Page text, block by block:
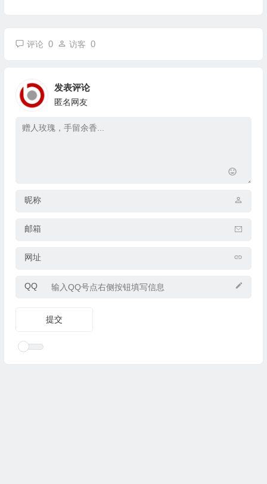
评论 0 访客 0
发表评论
匿名网友
昵称
邮箱
网址
QQ